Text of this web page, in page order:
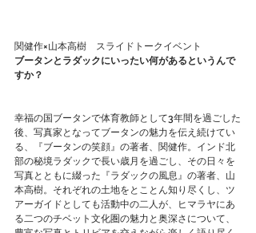
関健作×山本高樹　スライドトークイベント
ブータンとラダックにいったい何があるというんで
すか？
幸福の国ブータンで体育教師として3年間を過ごした
後、写真家となってブータンの魅力を伝え続けてい
る、『ブータンの笑顔』の著者、関健作。インド北
部の秘境ラダックで長い歳月を過ごし、その日々を
写真とともに綴った『ラダックの風息』の著者、山
本高樹。それぞれの土地をとことん知り尽くし、ツ
アーガイドとしても活動中の二人が、ヒマラヤにあ
る二つのチベット文化圏の魅力と奥深さについて、